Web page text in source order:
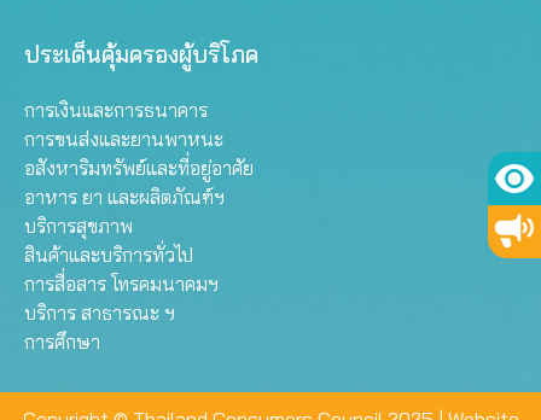
ประเด็นคุ้มครองผู้บริโภค
การเงินและการธนาคาร
การขนส่งและยานพาหนะ
อสังหาริมทรัพย์และที่อยู่อาศัย
อาหาร ยา และผลิตภัณฑ์ฯ
บริการสุขภาพ
สินค้าและบริการทั่วไป
การสื่อสาร โทรคมนาคมฯ
บริการ สาธารณะ ฯ
การศึกษา